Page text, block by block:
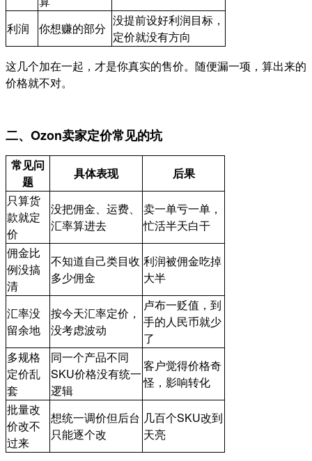
利润 你想赚的部分
没提前设好利润目标，
定价就没有方向
这几个加在一起，才是你真实的售价。随便漏一项，算出来的
价格就不对。
二、Ozon卖家定价常见的坑
常见问
题
具体表现
后果
只算货
款就定
价
没把佣金、运费、
汇率算进去
卖一单亏一单，
忙活半天白干
佣金比
例没搞
清
不知道自己类目收
多少佣金
利润被佣金吃掉
大半
汇率没
留余地
按今天汇率定价，
没考虑波动
卢布一贬值，到
手的人民币就少
了
多规格
定价乱
套
同一个产品不同
SKU价格没有统一
逻辑
客户觉得价格奇
怪，影响转化
批量改
价改不
过来
想统一调价但后台
只能逐个改
几百个SKU改到
天亮